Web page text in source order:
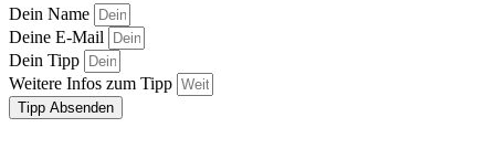
Dein Name
Deine E-Mail
Dein Tipp
Weitere Infos zum Tipp
Tipp Absenden